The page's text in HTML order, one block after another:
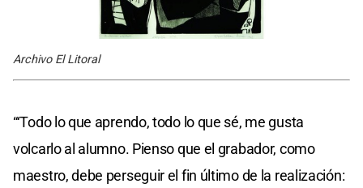
Archivo El Litoral
“‘Todo lo que aprendo, todo lo que sé, me gusta
volcarlo al alumno. Pienso que el grabador, como
maestro, debe perseguir el fin último de la realización: